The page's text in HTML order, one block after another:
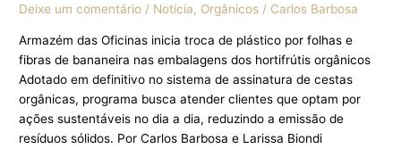
Deixe um comentário / Notícia, Orgânicos / Carlos Barbosa
Armazém das Oficinas inicia troca de plástico por folhas e
fibras de bananeira nas embalagens dos hortifrútis orgânicos
Adotado em definitivo no sistema de assinatura de cestas
orgânicas, programa busca atender clientes que optam por
ações sustentáveis no dia a dia, reduzindo a emissão de
resíduos sólidos. Por Carlos Barbosa e Larissa Biondi